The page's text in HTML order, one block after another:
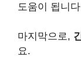
도움이 됩니
마지막으로,
요.